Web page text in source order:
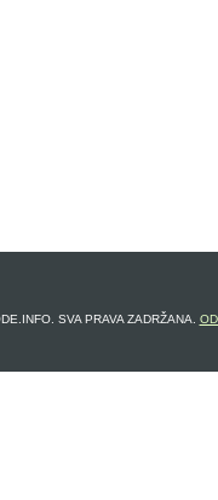
SVA PRAVA ZADRŽANA.